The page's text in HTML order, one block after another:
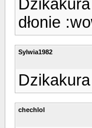
dłonie
Sylwia1982
chechlol